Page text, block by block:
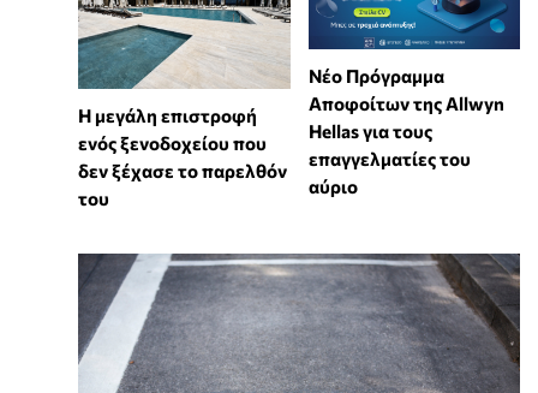
Η μεγάλη επιστροφή
ενός ξενοδοχείου που
δεν ξέχασε το παρελθόν
του
Νέο Πρόγραμμα
Αποφοίτων της Allwyn
Hellas για τους
επαγγελματίες του
αύριο